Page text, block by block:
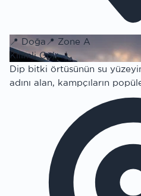
📍 Doğa 📍 Zone A
Kilimli Göl
Dip bitki örtüsünün su
adını alan, kampçıların